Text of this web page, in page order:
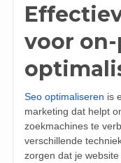
voor
Seo optimaliseren is
marketing dat helpt
zoekmachines te
verschillende
zorgen dat je